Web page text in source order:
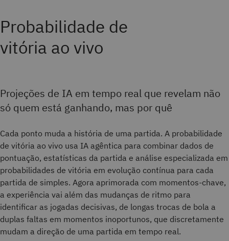
Probabilidade de
vitória ao vivo
Projeções de IA em tempo real que revelam não
só quem está ganhando, mas por quê
Cada ponto muda a história de uma partida. A probabilidade
de vitória ao vivo usa IA agêntica para combinar dados de
pontuação, estatísticas da partida e análise especializada em
probabilidades de vitória em evolução contínua para cada
partida de simples. Agora aprimorada com momentos-chave,
a experiência vai além das mudanças de ritmo para
identificar as jogadas decisivas, de longas trocas de bola a
duplas faltas em momentos inoportunos, que discretamente
mudam a direção de uma partida em tempo real.